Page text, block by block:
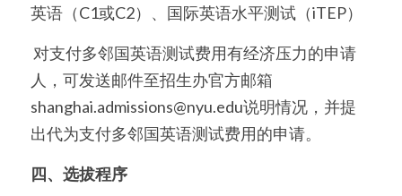
英语（C1或C2）、国际英语水平测试（iTEP）
人，可发送邮件至招生办官方邮箱
shanghai.admissions@nyu.edu说明情况，并提
出代为支付多邻国英语测试费用的申请。
四、选拔程序